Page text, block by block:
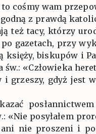
to cośmy wam
z prawdą
też tacy, którzy
gazetach, przy
księży, biskupów i
«Człowieka
grzeszy, gdyż jest
«Nie posyłałem
nie proszeni i